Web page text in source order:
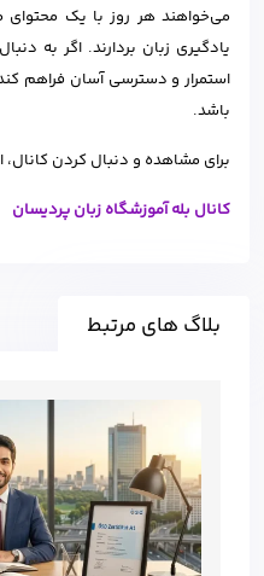
می‌خواهند هر روز با یک محتوای
یادگیری زبان بردارند. اگر به
استمرار و دسترسی آسان فراهم
باشد.
برای مشاهده و دنبال کردن کانال،
کانال بله آموزشگاه زبان پردیسان
بلاگ های مرتبط